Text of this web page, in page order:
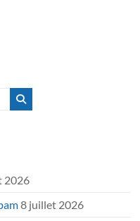
2026
8 juillet 2026